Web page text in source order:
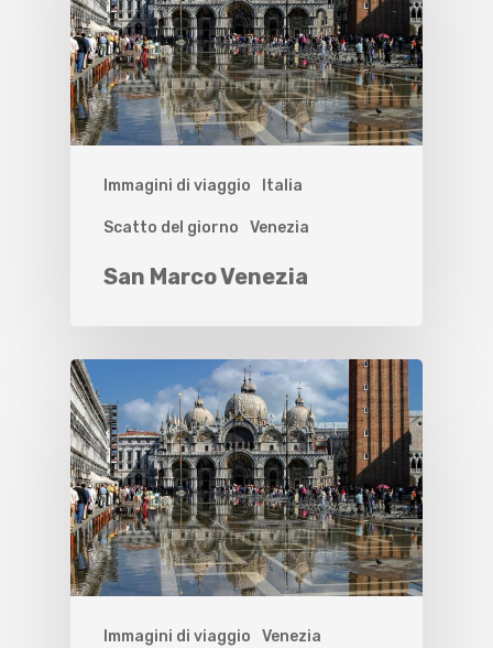
Immagini di viaggio Italia
Scatto del giorno Venezia
San Marco Venezia
Immagini di viaggio Venezia